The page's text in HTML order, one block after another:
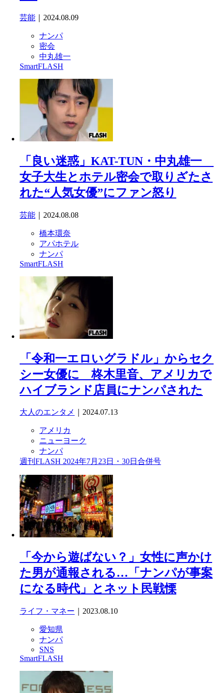
芸能 ｜2024.08.09
ナンパ
密会
中丸雄一
SmartFLASH
「良い迷惑」KAT-TUN・中丸雄一
女子大生とホテル密会で取りざたさ
れた“人気女優”にファン怒り
芸能 ｜2024.08.08
橋本環奈
アパホテル
ナンパ
SmartFLASH
「令和一エロいグラドル」からセク
シー女優に 柊木里音、アメリカで
ハイブランド店員にナンパされた
大人のエンタメ ｜2024.07.13
アメリカ
ニューヨーク
ナンパ
週刊FLASH 2024年7月23日・30日合併号
「今から遊ばない？」女性に声かけ
た男が通報される…「ナンパが事案
になる時代」とネット民戦慄
ライフ・マネー ｜2023.08.10
愛知県
ナンパ
SNS
SmartFLASH